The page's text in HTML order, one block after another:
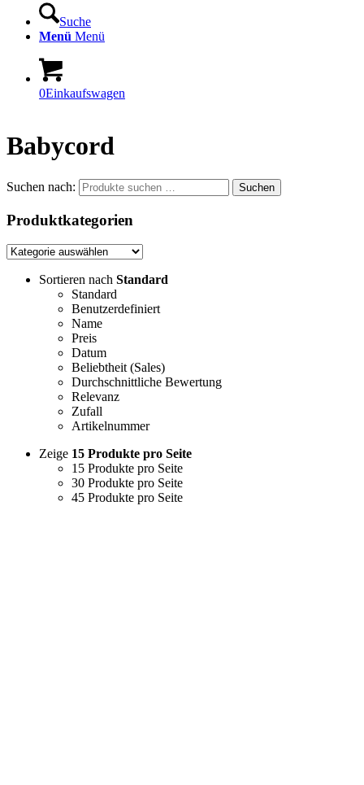
Suche
Menü Menü
0Einkaufswagen
Babycord
Sortieren nach Standard
Standard
Benutzerdefiniert
Name
Preis
Datum
Beliebtheit (Sales)
Durchschnittliche Bewertung
Relevanz
Zufall
Artikelnummer
Zeige 15 Produkte pro Seite
15 Produkte pro Seite
30 Produkte pro Seite
45 Produkte pro Seite
Suchen nach: Suchen
Produktkategorien